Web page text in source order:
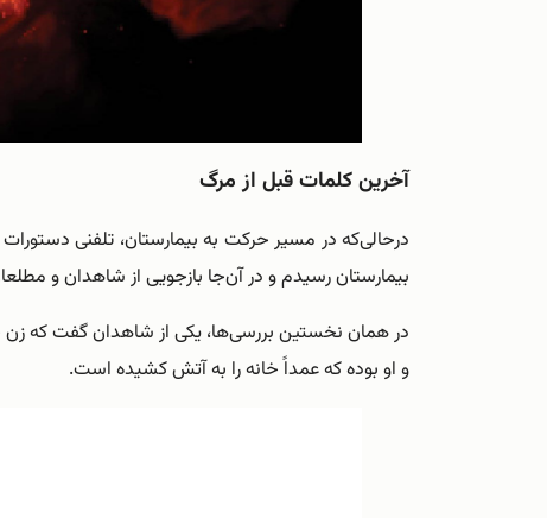
آخرین کلمات قبل از مرگ
درحالی‌که در مسیر حرکت به بیمارستان، تلفنی
بیمارستان رسیدم و در آن‌جا بازجویی از شاهدان و
در همان نخستین بررسی‌ها‌، یکی از شاهدان گفت که زن
و او بوده که عمداً خانه را به آتش کشیده است.